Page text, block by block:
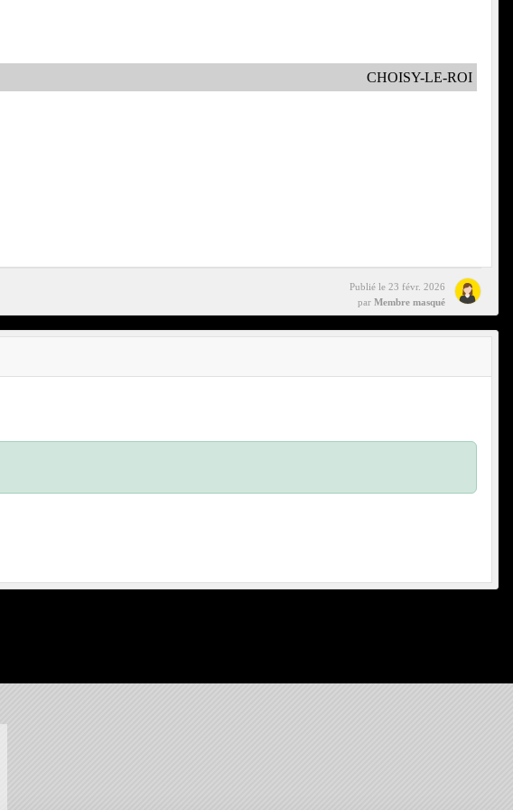
CHOISY-LE-ROI
Publié le 23 févr. 2026
par Membre masqué